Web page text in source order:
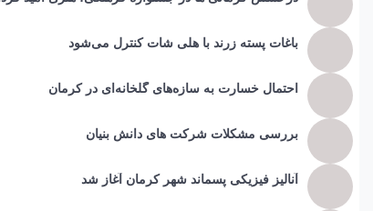
باغات پسته زرند با هلی شات کنترل می‌شود
احتمال خسارت به ساز‌ه‌های گلخانه‌ای در کرمان
بررسی مشکلات شرکت های دانش بنیان
آنالیز فیزیکی پسماند شهر کرمان آغاز شد